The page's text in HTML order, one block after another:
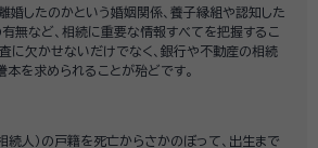
婚したのかという婚姻関係、養子縁組や認知した
無など、相続に重要な情報すべてを把握するこ
に欠かせないだけでなく、銀行や不動産の相続
を求められることが殆どです。
続人）の戸籍を死亡からさかのぼって、出生まで